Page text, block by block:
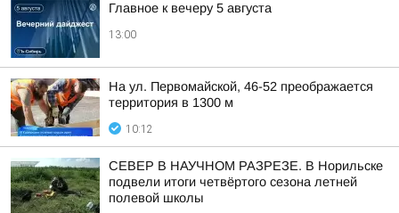
Главное к вечеру 5 августа
13:00
На ул. Первомайской, 46-52 преображается
территория в 1300 м
10:12
СЕВЕР В НАУЧНОМ РАЗРЕЗЕ. В Норильске
подвели итоги четвёртого сезона летней
полевой школы